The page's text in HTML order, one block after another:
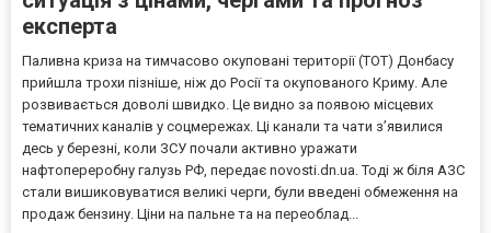
експерта
Паливна криза на тимчасово окуповані території (ТОТ) Донбасу
прийшла трохи пізніше, ніж до Росії та окупованого Криму. Але
розвивається доволі швидко. Це видно за появою місцевих
тематичних каналів у соцмережах. Ці канали та чати з’явилися
десь у березні, коли ЗСУ почали активно уражати
нафтопереробну галузь РФ, передає novosti.dn.ua. Тоді ж біля АЗС
стали вишиковуватися великі черги, були введені обмеження на
продаж бензину. Ціни на пальне та на переоблад...